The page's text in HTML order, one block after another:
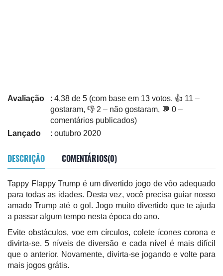
Avaliação
: 4,38 de 5 (com base em 13 votos. 👍 11 –
gostaram, 👎 2 – não gostaram, 💬 0 –
comentários publicados)
Lançado
: outubro 2020
DESCRIÇÃO COMENTÁRIOS(0)
Tappy Flappy Trump é um divertido jogo de vôo adequado
para todas as idades. Desta vez, você precisa guiar nosso
amado Trump até o gol. Jogo muito divertido que te ajuda
a passar algum tempo nesta época do ano.
Evite obstáculos, voe em círculos, colete ícones corona e
divirta-se. 5 níveis de diversão e cada nível é mais difícil
que o anterior. Novamente, divirta-se jogando e volte para
mais jogos grátis.